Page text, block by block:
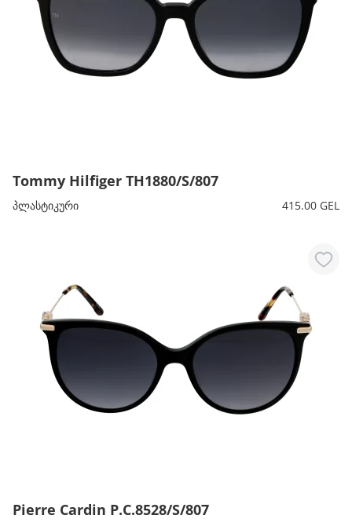
Tommy Hilfiger TH1880/S/807
პლასტიკური 415.00 GEL
Pierre Cardin P.C.8528/S/807